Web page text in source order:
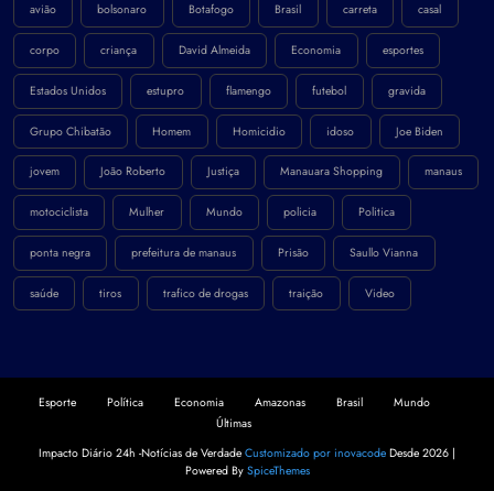
avião bolsonaro Botafogo Brasil carreta casal
corpo criança David Almeida Economia esportes
Estados Unidos estupro flamengo futebol gravida
Grupo Chibatão Homem Homicidio idoso Joe Biden
jovem João Roberto Justiça Manauara Shopping manaus
motociclista Mulher Mundo policia Politica
ponta negra prefeitura de manaus Prisão Saullo Vianna
saúde tiros trafico de drogas traição Video
Esporte Política Economia Amazonas Brasil
Mundo
Últimas
Impacto Diário 24h -Notícias de Verdade Customizado por inovacode Desde 2026 |
Powered By SpiceThemes